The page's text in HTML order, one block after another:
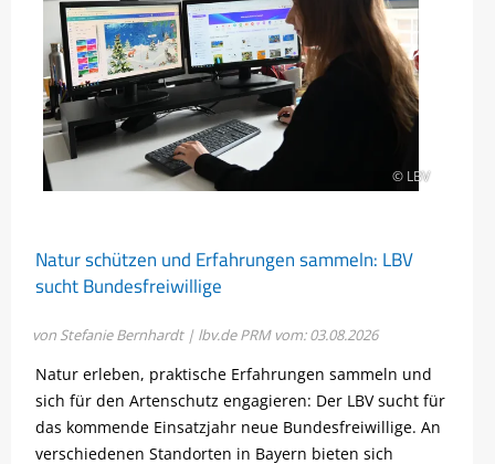
© LBV
Natur schützen und Erfahrungen sammeln: LBV
sucht Bundesfreiwillige
von Stefanie Bernhardt | lbv.dePRM vom: 03.08.2026
Natur erleben, praktische Erfahrungen sammeln und
sich für den Artenschutz engagieren: Der LBV sucht für
das kommende Einsatzjahr neue Bundesfreiwillige. An
verschiedenen Standorten in Bayern bieten sich